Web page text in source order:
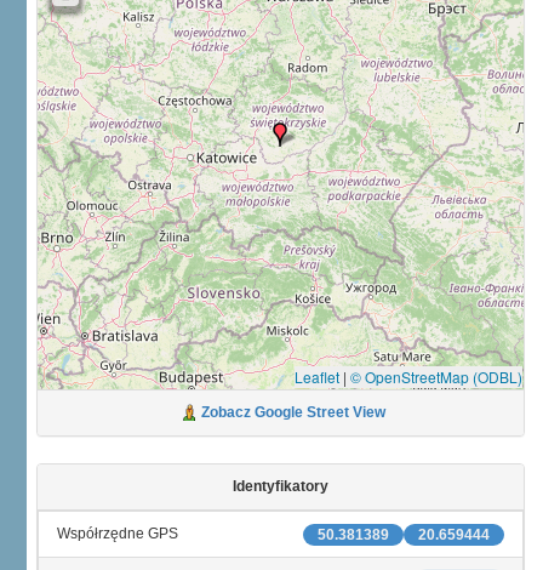
Leaflet | © OpenStreetMap (ODBL)
Zobacz Google Street View
Identyfikatory
20.659444
50.381389
Współrzędne GPS